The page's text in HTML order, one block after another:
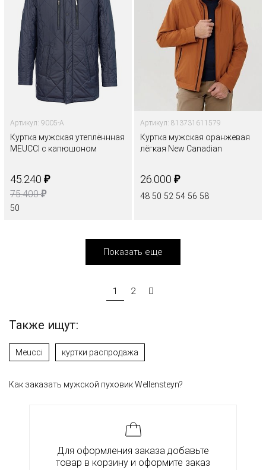
Артикул: 9005-A
Куртка мужская утеплённная
MEUCCI с капюшоном
45.240 ₽
75.400₽
50
Артикул: 813731611579
Куртка мужская оранжевая
лёгкая New Canadian
26.000 ₽
48 50 52 54 56 58
Показать еще
1 2
Также ищут:
Meucci куртки распродажа
Как заказать мужской пуховик Wellensteyn?
Для оформления заказа добавьте
товар в корзину и оформите заказ